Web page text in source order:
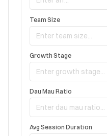
Team Size
Growth Stage
Dau Mau Ratio
Avg Session Duration